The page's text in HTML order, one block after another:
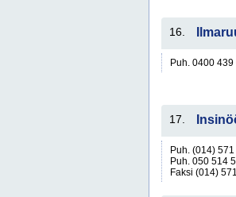
16.
Puh. 0400 439
17.
Puh. (014)
Puh. 050 514
Faksi (014)